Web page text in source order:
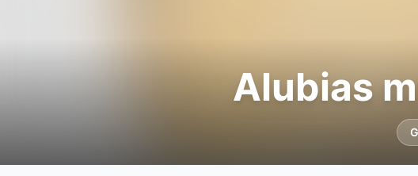
Alubias